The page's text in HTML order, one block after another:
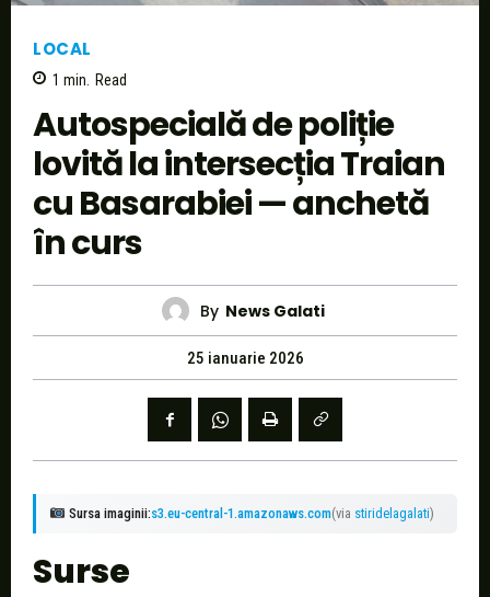
LOCAL
1 min. Read
Autospecială de poliție
lovită la intersecția Traian
cu Basarabiei — anchetă
în curs
By News Galati
25 ianuarie 2026
Sursa imaginii:s3.eu-central-1.amazonaws.com(via stiridelagalati)
Surse